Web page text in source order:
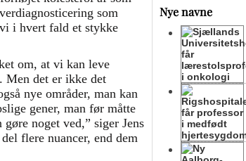
som
i hvert fald et stykke
om, at vi kan leve
Men det er ikke det
nye områder, man kan
gener, man før måtte
noget ved,” siger Jens
flere nuancer, end dem
Nye navne